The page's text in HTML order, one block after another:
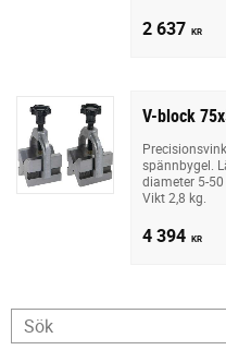
2 637 KR
V-block
spännbygel.
diameter 5-
Vikt 2,8 kg.
4 394 KR